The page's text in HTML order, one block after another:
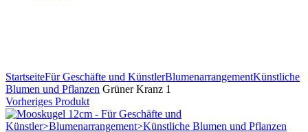
StartseiteFür Geschäfte und KünstlerBlumenarrangementKünstliche
Blumen und Pflanzen Grüner Kranz 1
Vorheriges Produkt